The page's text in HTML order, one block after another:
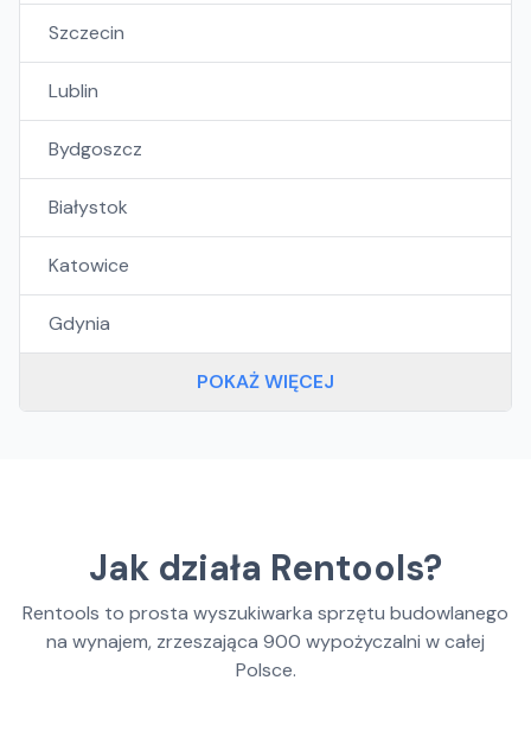
Szczecin
Lublin
Bydgoszcz
Białystok
Katowice
Gdynia
POKAŻ WIĘCEJ
Jak działa Rentools?
Rentools to prosta wyszukiwarka sprzętu budowlanego
na wynajem, zrzeszająca 900 wypożyczalni w całej
Polsce.